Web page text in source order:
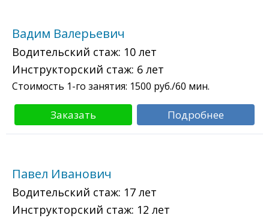
Вадим Валерьевич
Водительский стаж: 10 лет
Инструкторский стаж: 6 лет
Стоимость 1-го занятия: 1500 руб./60 мин.
Заказать Подробнее
Павел Иванович
Водительский стаж: 17 лет
Инструкторский стаж: 12 лет